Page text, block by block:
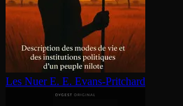
Les Nuer E. E. Evans-Pritchard